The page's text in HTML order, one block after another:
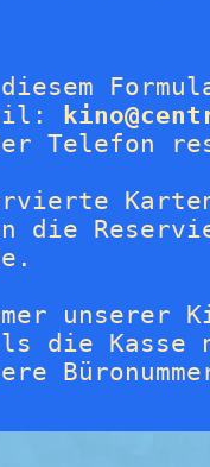
Telefon
die
unserer
die